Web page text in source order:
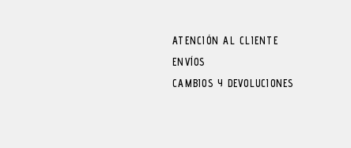
ATENCIÓN AL CLIENTE
ENVÍOS
CAMBIOS Y DEVOLUCIONES